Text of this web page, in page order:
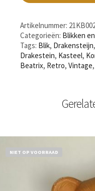
Artikelnummer:
Categorieën: Blikken
Tags: Blik, Drakensteijn,
Drakestein, Kasteel,
Beatrix, Retro, Vintage,
NIET OP VOORRAAD